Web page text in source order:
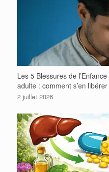
Les 5 Blessures de
adulte : comment s’en libérer
2 juillet 2026